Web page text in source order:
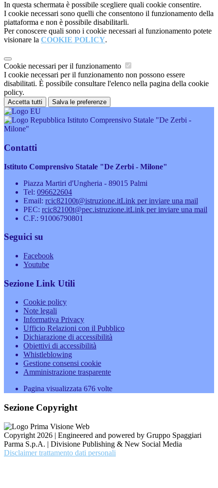
In questa schermata è possibile scegliere quali cookie consentire.
I cookie necessari sono quelli che consentono il funzionamento della
piattaforma e non è possibile disabilitarli.
Per conoscere quali sono i cookie necessari al funzionamento potete
visionare la COOKIE POLICY.
Cookie necessari per il funzionamento
I cookie necessari per il funzionamento non possono essere
disabilitati. È possibile consultare l'elenco nella pagina della cookie
policy.
Accetta tutti Salva le preferenze
Istituto Comprensivo Statale "De Zerbi -
Milone"
Contatti
Istituto Comprensivo Statale "De Zerbi - Milone"
Piazza Martiri d'Ungheria - 89015 Palmi
Tel: 096622604
Email: rcic82100t@istruzione.itLink per inviare una mail
PEC: rcic82100t@pec.istruzione.itLink per inviare una mail
C.F.: 91006790801
Seguici su
Facebook
Youtube
Sezione Link Utili
Cookie policy
Note legali
Informativa Privacy
Ufficio Relazioni con il Pubblico
Dichiarazione di accessibilità
Obiettivi di accessibilità
Whistleblowing
Gestione consensi cookie
Amministrazione trasparente
Pagina visualizzata 676 volte
Sezione Copyright
Copyright 2026 | Engineered and powered by Gruppo Spaggiari
Parma S.p.A. | Divisione Publishing & New Social Media
Disclaimer trattamento dati personali